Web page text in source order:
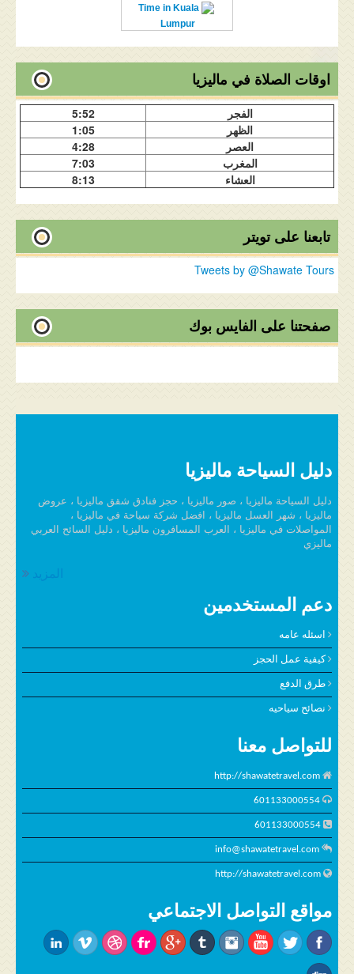
Time in Kuala
Lumpur
اوقات الصلاة في ماليزيا
الفجر
5:52
الظهر
1:05
العصر
4:28
المغرب
7:03
العشاء
8:13
تابعنا على تويتر
Tweets by @Shawate Tours
صفحتنا على الفايس بوك
دليل السياحة ماليزيا
دليل السياحة ماليزيا ، صور ماليزيا ، حجز فنادق شقق ماليزيا ، عروض
ماليزيا ، شهر العسل ماليزيا ، افضل شركة سياحة في ماليزيا ،
المواصلات في ماليزيا ، العرب المسافرون ماليزيا ، دليل السائح العربي
ماليزي
المزيد
دعم المستخدمين
اسئله عامه
كيفية عمل الحجز
طرق الدفع
نصائح سياحيه
للتواصل معنا
http://shawatetravel.com
601133000554
601133000554
info@shawatetravel.com
http://shawatetravel.com
مواقع التواصل الاجتماعي